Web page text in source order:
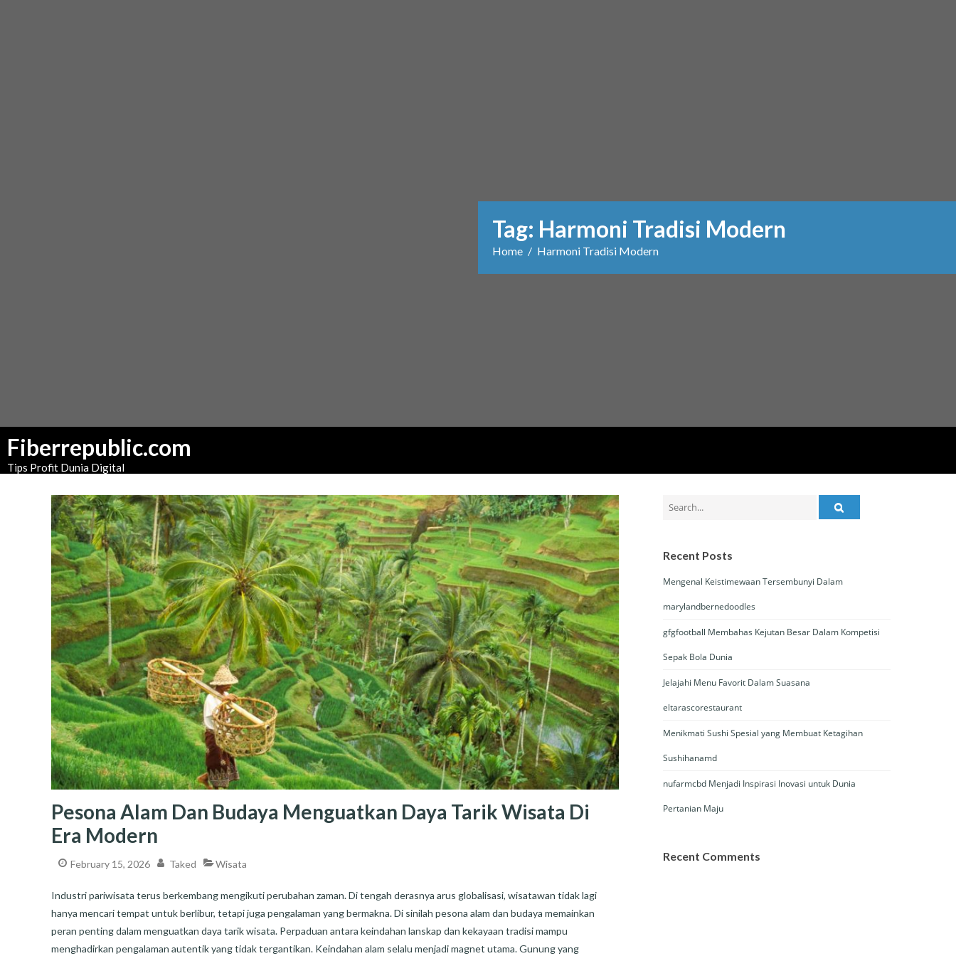
Tag: Harmoni Tradisi Modern
Home Harmoni Tradisi Modern
Fiberrepublic.com
Tips Profit Dunia Digital
Pesona Alam Dan Budaya Menguatkan Daya Tarik Wisata Di
Era Modern
February 15, 2026 Taked Wisata
Industri pariwisata terus berkembang mengikuti perubahan zaman. Di tengah derasnya arus globalisasi, wisatawan tidak lagi
hanya mencari tempat untuk berlibur, tetapi juga pengalaman yang bermakna. Di sinilah pesona alam dan budaya memainkan
peran penting dalam menguatkan daya tarik wisata. Perpaduan antara keindahan lanskap dan kekayaan tradisi mampu
menghadirkan pengalaman autentik yang tidak tergantikan. Keindahan alam selalu menjadi magnet utama. Gunung yang
for:
Recent Posts
Mengenal Keistimewaan Tersembunyi Dalam
marylandbernedoodles
gfgfootball Membahas Kejutan Besar Dalam Kompetisi
Sepak Bola Dunia
Jelajahi Menu Favorit Dalam Suasana
eltarascorestaurant
Menikmati Sushi Spesial yang Membuat Ketagihan
Sushihanamd
nufarmcbd Menjadi Inspirasi Inovasi untuk Dunia
Pertanian Maju
Recent Comments